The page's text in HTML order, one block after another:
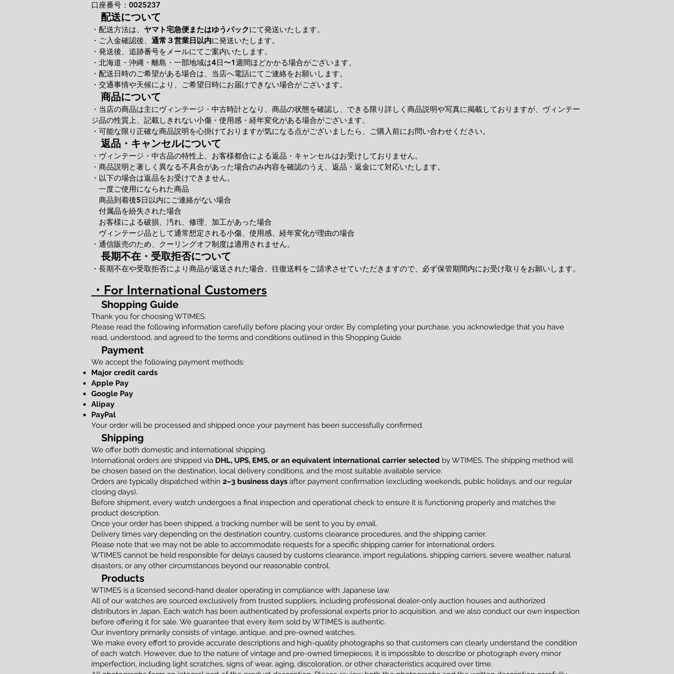
口座番号：0025237
配送について
・配送方法は、 ヤマト宅急便またはゆうパックにて発送いたします。
・ご入金確認後、 通常３営業日以内に発送いたします。
・発送後、追跡番号をメールにてご案内いたします。
・北海道・沖縄・離島・一部地域は4日〜1週間ほどかかる場合がございます。
・配送日時のご希望がある場合は、当店へ電話にてご連絡をお願いします。
・交通事情や天候により、ご希望日時にお届けできない場合がございます。
商品について
・当店の商品は主にヴィンテージ・中古時計となり、商品の状態を確認し、できる限り詳しく商品説明や写真に掲載しておりますが、ヴィンテー
ジ品の性質上、記載しきれない小傷・使用感・経年変化がある場合がございます。
・可能な限り正確な商品説明を心掛けておりますが気になる点がございましたら、ご購入前にお問い合わせください。
返品・キャンセルについて
・ヴィンテージ・中古品の特性上、お客様都合による返品・キャンセルはお受けしておりません。
・商品説明と著しく異なる不具合があった場合のみ内容を確認のうえ、返品・返金にて対応いたします。
・以下の場合は返品をお受けできません。
一度ご使用になられた商品
商品到着後5日以内にご連絡がない場合
付属品を紛失された場合
お客様による破損、汚れ、修理、加工があった場合
ヴィンテージ品として通常想定される小傷、使用感、経年変化が理由の場合
・通信販売のため、クーリングオフ制度は適用されません。
長期不在・受取拒否について
・長期不在や受取拒否により商品が返送された場合、往復送料をご請求させていただきますので、必ず保管期間内にお受け取りをお願いします。
・For International Customers
Shopping Guide
Thank you for choosing WTIMES.
Please read the following information carefully before placing your order. By completing your purchase, you acknowledge that you have
read, understood, and agreed to the terms and conditions outlined in this Shopping Guide.
Payment
We accept the following payment methods:
Major credit cards
Apple Pay
Google Pay
Alipay
PayPal
Your order will be processed and shipped once your payment has been successfully confirmed.
Shipping
We offer both domestic and international shipping.
International orders are shipped via DHL, UPS, EMS, or an equivalent international carrier selected by WTIMES. The shipping method will
be chosen based on the destination, local delivery conditions, and the most suitable available service.
Orders are typically dispatched within 2–3 business days after payment confirmation (excluding weekends, public holidays, and our regular
closing days).
Before shipment, every watch undergoes a final inspection and operational check to ensure it is functioning properly and matches the
product description.
Once your order has been shipped, a tracking number will be sent to you by email.
Delivery times vary depending on the destination country, customs clearance procedures, and the shipping carrier.
Please note that we may not be able to accommodate requests for a specific shipping carrier for international orders.
WTIMES cannot be held responsible for delays caused by customs clearance, import regulations, shipping carriers, severe weather, natural
disasters, or any other circumstances beyond our reasonable control.
Products
WTIMES is a licensed second-hand dealer operating in compliance with Japanese law.
All of our watches are sourced exclusively from trusted suppliers, including professional dealer-only auction houses and authorized
distributors in Japan. Each watch has been authenticated by professional experts prior to acquisition, and we also conduct our own inspection
before offering it for sale. We guarantee that every item sold by WTIMES is authentic.
Our inventory primarily consists of vintage, antique, and pre-owned watches.
We make every effort to provide accurate descriptions and high-quality photographs so that customers can clearly understand the condition
of each watch. However, due to the nature of vintage and pre-owned timepieces, it is impossible to describe or photograph every minor
imperfection, including light scratches, signs of wear, aging, discoloration, or other characteristics acquired over time.